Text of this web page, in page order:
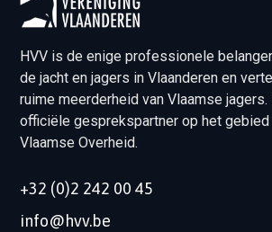
HVV is de enige professionele
de jacht en jagers in Vlaanderen en
ruime meerderheid van Vlaamse jagers.
officiële gesprekspartner op het gebied
Vlaamse Overheid.
+32 (0)2 242 00 45
info@hvv.be